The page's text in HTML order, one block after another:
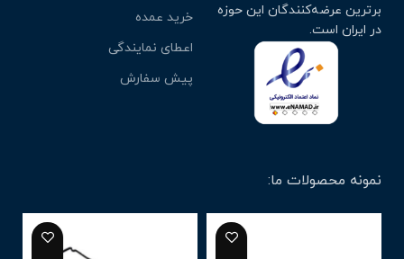
برترین عرضه‌کنندگان این حوزه
در ایران است.
خرید عمده
اعطای نمایندگی
پیش سفارش
نمونه محصولات ما: